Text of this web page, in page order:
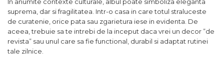
In anumite contexte culturale, albul poate simboliza eleganta
suprema, dar si fragilitatea. Intr-o casa in care totul straluceste
de curatenie, orice pata sau zgarietura iese in evidenta. De
aceea, trebuie sa te intrebi de la inceput daca vrei un decor ”de
revista” sau unul care sa fie functional, durabil si adaptat rutinei
tale zilnice.